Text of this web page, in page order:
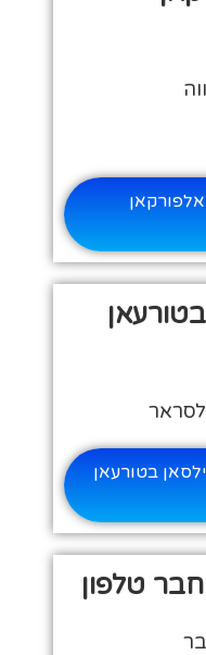
על גן ילדים 20 -אלפורקאן
בטורעאן
טלפון